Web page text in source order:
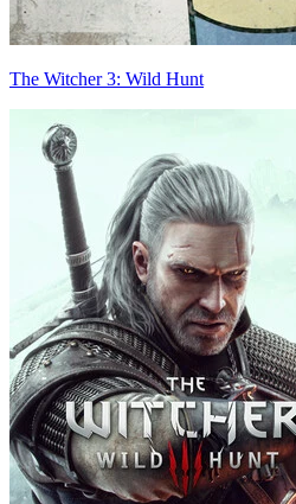
The Witcher 3: Wild Hunt